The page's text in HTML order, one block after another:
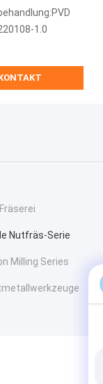
1.0
Nutfräs-Serie
Milling Series